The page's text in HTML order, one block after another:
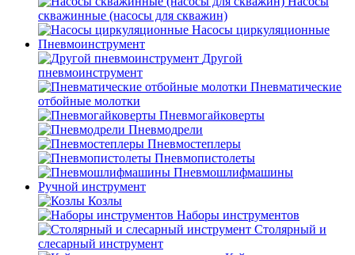
скважинные (насосы для скважин)
Насосы циркуляционные
Пневмоинструмент
Другой
пневмоинструмент
Пневматические
отбойные молотки
Пневмогайковерты
Пневмодрели
Пневмостеплеры
Пневмопистолеты
Пневмошлифмашины
Ручной инструмент
Козлы
Наборы инструментов
Столярный и
слесарный инструмент